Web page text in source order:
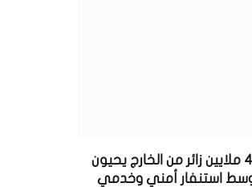
العراق: أكثر من 4.8 ملايين زائر من الخارج يحيون
وسط استنفار أمني وخدمي